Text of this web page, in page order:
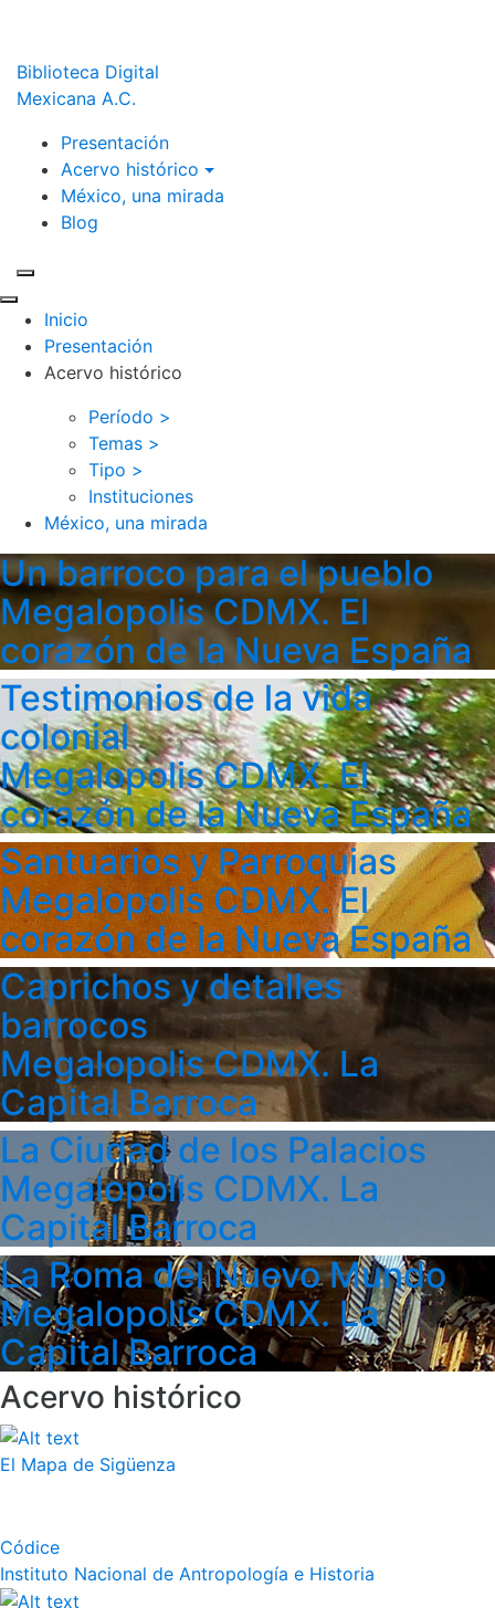
Biblioteca Digital
Mexicana A.C.
Presentación
Acervo histórico
México, una mirada
Blog
Inicio
Presentación
Acervo histórico
Período >
Temas >
Tipo >
Instituciones
México, una mirada
Un barroco para el pueblo
Megalopolis CDMX. El
corazón de la Nueva España
Testimonios de la vida
colonial
Megalopolis CDMX. El
corazón de la Nueva España
Santuarios y Parroquias
Megalopolis CDMX. El
corazón de la Nueva España
Caprichos y detalles
barrocos
Megalopolis CDMX. La
Capital Barroca
La Ciudad de los Palacios
Megalopolis CDMX. La
Capital Barroca
La Roma del Nuevo Mundo
Megalopolis CDMX. La
Capital Barroca
Acervo histórico
El Mapa de Sigüenza
Códice
Instituto Nacional de Antropología e Historia